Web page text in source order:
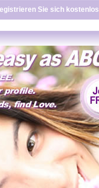
Sie sich kostenlos